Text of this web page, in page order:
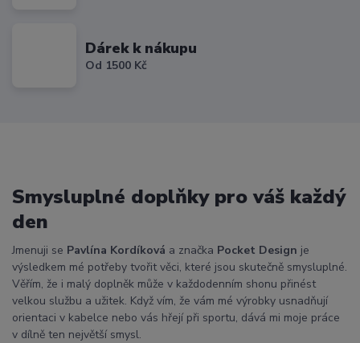
Dárek k nákupu
Od 1500 Kč
Smysluplné doplňky pro váš každý
den
Jmenuji se Pavlína Kordíková a značka Pocket Design je
výsledkem mé potřeby tvořit věci, které jsou skutečně smysluplné.
Věřím, že i malý doplněk může v každodenním shonu přinést
velkou službu a užitek. Když vím, že vám mé výrobky usnadňují
orientaci v kabelce nebo vás hřejí při sportu, dává mi moje práce
v dílně ten největší smysl.